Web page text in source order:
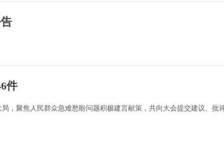
件
，聚焦人民群众急难愁盼问题积极建言献策，共向大会提交建议、批